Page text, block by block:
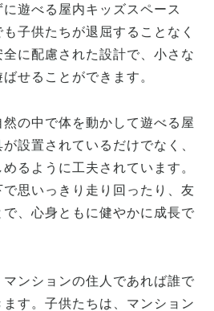
遊べる屋内キッズスペース
子供たちが退屈することなく
に配慮された設計で、小さな
せることができます。
の中で体を動かして遊べる屋
設置されているだけでなく、
るように工夫されています。
思いっきり走り回ったり、友
、心身ともに健やかに成長で
ンションの住人であれば誰で
す。子供たちは、マンション